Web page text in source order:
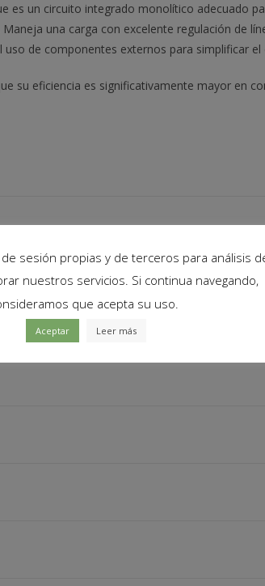
es un circuito integrado monolítico adecuado
una carga con excelente regulación de
de componentes externos para simplificar
su eficiencia es significativamente mayor en
tener al menos 1.5V más que la salida).
mayores a 2.5A).
sesión propias y de terceros para análisis
nuestros servicios. Si continua navegando,
que acepta su uso.
Aceptar Leer más